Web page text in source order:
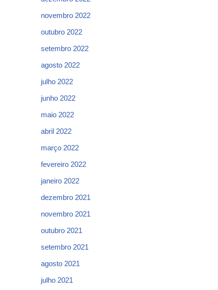
novembro 2022
outubro 2022
setembro 2022
agosto 2022
julho 2022
junho 2022
maio 2022
abril 2022
março 2022
fevereiro 2022
janeiro 2022
dezembro 2021
novembro 2021
outubro 2021
setembro 2021
agosto 2021
julho 2021